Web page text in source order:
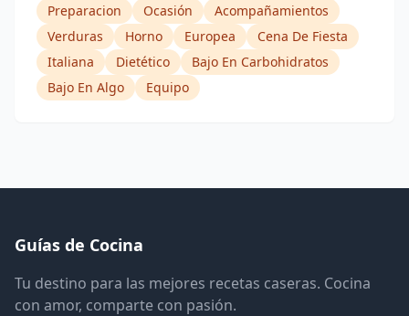
Preparacion
Ocasión
Acompañamientos
Verduras
Horno Europea
Cena De Fiesta
Italiana
Dietético
Bajo En Carbohidratos
Bajo En Algo
Equipo
Guías de Cocina
Tu destino para las mejores recetas caseras. Cocina
con amor, comparte con pasión.